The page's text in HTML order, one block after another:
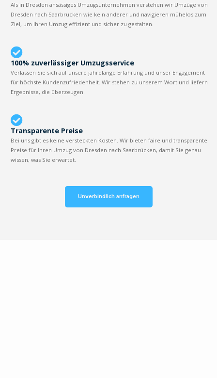
Als in Dresden ansässiges Umzugsunternehmen verstehen wir Umzüge von
Dresden nach Saarbrücken wie kein anderer und navigieren mühelos zum
Ziel, um Ihren Umzug effizient und sicher zu gestalten.
100% zuverlässiger Umzugsservice
Verlassen Sie sich auf unsere jahrelange Erfahrung und unser Engagement
für höchste Kundenzufriedenheit. Wir stehen zu unserem Wort und liefern
Ergebnisse, die überzeugen.
Transparente Preise
Bei uns gibt es keine versteckten Kosten. Wir bieten faire und transparente
Preise für Ihren Umzug von Dresden nach Saarbrücken, damit Sie genau
wissen, was Sie erwartet.
Unverbindlich anfragen